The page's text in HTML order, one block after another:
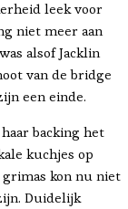
leek voor
niet meer aan
alsof Jacklin
van de bridge
een einde.
backing het
kuchjes op
kon nu niet
Duidelijk